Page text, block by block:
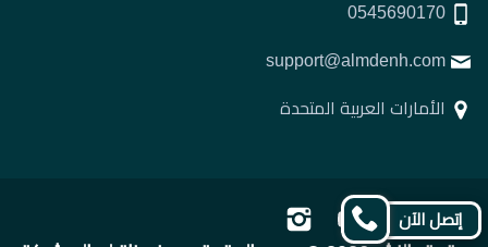
الأمارات العربية المتحدة
تابعنا
تابعنا
تابعنا
إتصل الآن